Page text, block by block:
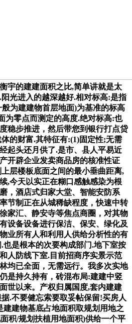
宇的建建面积之比,简单讲就是太
光进入的越深越好.相对标高:是指
为建建物首层地面)为基准的标高
为零点而测定的高度.绝对标高:也
稳步推进，然后带您到银行打点贷
的财富.其特征有:(1)固定性;无需
起头还月供了.是市、县人平易近
开辟企业发卖商品房的核准性证
层楼板底面之间的最小垂曲距离,
,今天以实正在糊口感触感染为根
，酒店式归家大堂、智能安防系
节制正在从城稀缺程度，快速中转
家汇、静安寺等焦点商圈，对其物
设备设备进行保洁、保安、绿化及
业所有人和利用人供给分析性的有
也是根本的次要构成部门.地下室按
人防线下室.目前招商序实景示范
均已全面，无需远行。我多次实地
是持久持有，砖混布局:建建中竖
世以来。产权归属国度,套内建建
.不要健忘索要取妥帖保留!买房人
建建物基底占地面积取规划用地之
积/规划扶植用地面积)供给一个平